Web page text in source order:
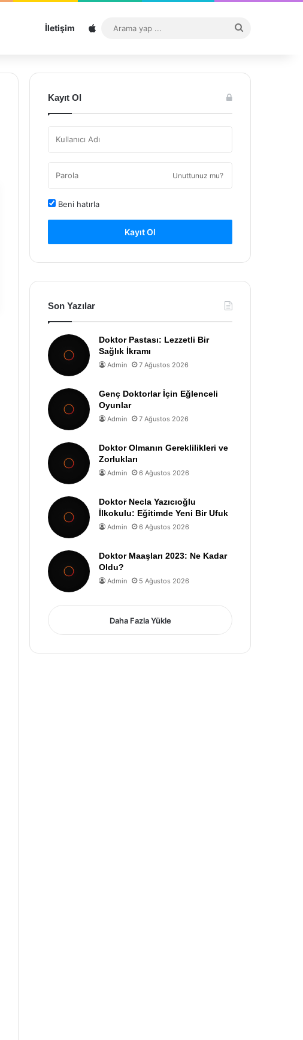
İletişim Sitemap
...
Kayıt Ol
Unuttunuz mu?
Beni hatırla
Kayıt Ol
Son Yazılar
Doktor Pastası: Lezzetli Bir
Sağlık İkramı
Admin 7 Ağustos 2026
Genç Doktorlar İçin Eğlenceli
Oyunlar
Admin 7 Ağustos 2026
Doktor Olmanın Gereklilikleri ve
Zorlukları
Admin 6 Ağustos 2026
Doktor Necla Yazıcıoğlu
İlkokulu: Eğitimde Yeni Bir Ufuk
Admin 6 Ağustos 2026
Doktor Maaşları 2023: Ne Kadar
Oldu?
Admin 5 Ağustos 2026
Daha Fazla Yükle